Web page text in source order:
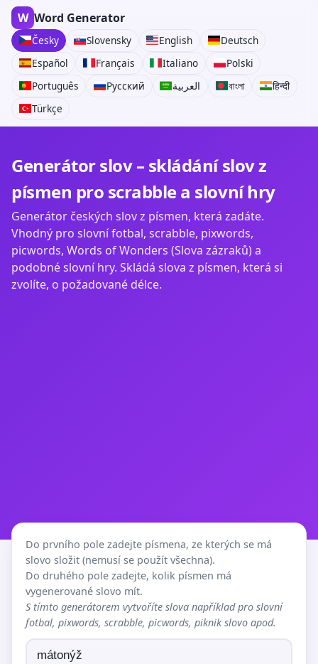
W Word Generator
Česky Slovensky English
Deutsch
Español
Français Italiano
Polski
Português
Русский العربية বাংলা
हिन्दी
Türkçe
Generátor slov – skládání slov z
písmen pro scrabble a slovní hry
Generátor českých slov z písmen, která zadáte.
Vhodný pro slovní fotbal, scrabble, pixwords,
picwords, Words of Wonders (Slova zázraků) a
podobné slovní hry. Skládá slova z písmen, která si
zvolíte, o požadované délce.
Do prvního pole zadejte písmena, ze kterých se má
slovo složit (nemusí se použít všechna).
Do druhého pole zadejte, kolik písmen má
vygenerované slovo mít.
S tímto generátorem vytvoříte slova například pro slovní
fotbal, pixwords, scrabble, picwords, piknik slovo apod.